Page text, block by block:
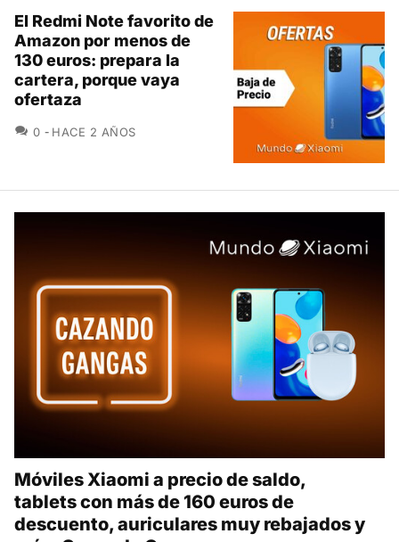
El Redmi Note favorito de
Amazon por menos de
130 euros: prepara la
cartera, porque vaya
ofertaza
0 COMENTARIOS
HACE 2 AÑOS
Móviles Xiaomi a precio de saldo,
tablets con más de 160 euros de
descuento, auriculares muy rebajados y